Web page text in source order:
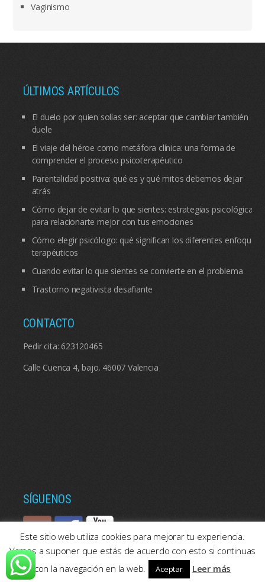
Vaginismo
ÚLTIMOS ARTÍCULOS
El duelo por quien solías ser: aceptar que cambiar también
duele
El viaje del héroe como metáfora clínica: una forma de
comprender el proceso psicoterapéutico
Parentalidad positiva: qué es y qué mitos debemos dejar
atrás
Cómo dejar de evitar lo que sientes: estrategias psicológicas
para relacionarte mejor con tus emociones
Cómo elegir psicólogo: qué significan los diferentes enfoques
terapéuticos
Cuando evitar lo que sientes se convierte en el problema
Trastorno negativista desafiante
CONTACTO
Pedir cita: 623120465
Calle Cuenca 4, bajo. 46007 Valencia
SÍGUENOS
© 2026: Psicologos Valencia | Consulta de psicología en Valencia
Este sitio web utiliza cookies para mejorar tu experiencia.
Vamos a suponer que estás de acuerdo con esto si continuas
con la navegación en la web.
Aceptar Leer más